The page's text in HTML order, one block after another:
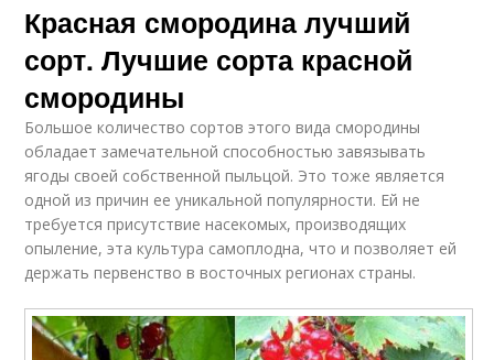
Красная смородина лучший
сорт. Лучшие сорта красной
смородины
Большое количество сортов этого вида смородины
обладает замечательной способностью завязывать
ягоды своей собственной пыльцой. Это тоже является
одной из причин ее уникальной популярности. Ей не
требуется присутствие насекомых, производящих
опыление, эта культура самоплодна, что и позволяет ей
держать первенство в восточных регионах страны.